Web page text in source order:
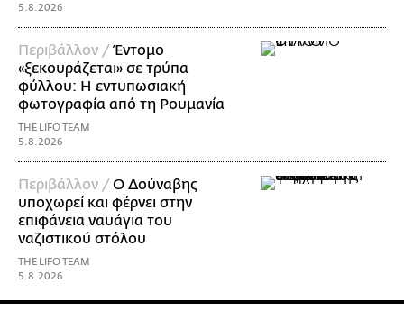
5.8.2026
Περιβάλλον /Έντομο
«ξεκουράζεται» σε τρύπα
φύλλου: Η εντυπωσιακή
φωτογραφία από τη Ρουμανία
THE LIFO TEAM
5.8.2026
Περιβάλλον /Ο Δούναβης
υποχωρεί και φέρνει στην
επιφάνεια ναυάγια του
ναζιστικού στόλου
THE LIFO TEAM
5.8.2026